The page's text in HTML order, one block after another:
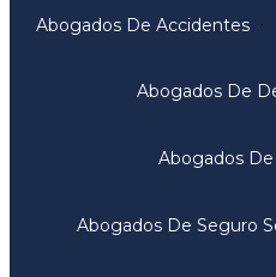
Abogados De Accidentes
Abogados De
Abogados
Abogados De Seguro